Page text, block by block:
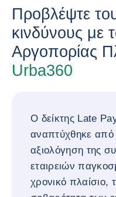
Προβλέψτε
κινδύνους με
Αργοπορίας
Urba360
Ο δείκτης Late
αναπτύχθηκε από
αξιολόγηση της
εταιρειών
χρονικό πλαίσιο,